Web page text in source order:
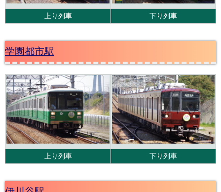
上り列車 下り列車
学園都市駅
上り列車 下り列車